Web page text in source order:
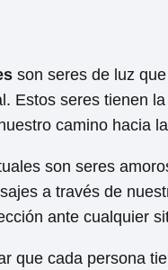
son seres de luz
Estos seres tienen
camino hacia
son seres
a través de
ante cualquier
que cada persona